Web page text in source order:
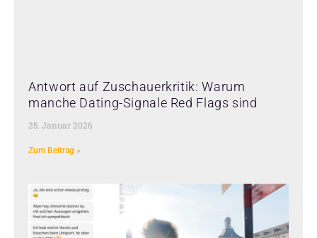
Antwort auf Zuschauerkritik: Warum
manche Dating-Signale Red Flags sind
25. Januar 2026
Zum Beitrag »